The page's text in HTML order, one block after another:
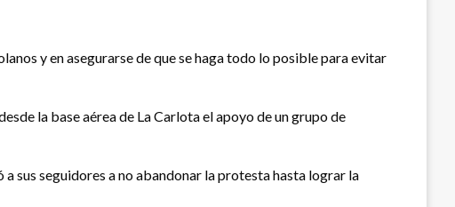
y en asegurarse de que se haga todo lo posible para evitar
la base aérea de La Carlota el apoyo de un grupo de
sus seguidores a no abandonar la protesta hasta lograr la